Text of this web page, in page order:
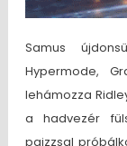
Samus
Hypermode,
lehámozza
a hadvezér
pajzzsal